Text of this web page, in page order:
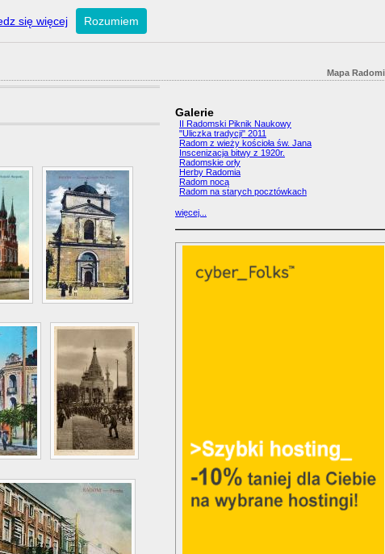
Mapa
Galerie
II Radomski Piknik Naukowy
"Uliczka tradycji" 2011
Radom z wieży kościoła św. Jana
Inscenizacja bitwy z 1920r.
Radomskie orły
Herby Radomia
Radom nocą
Radom na starych pocztówkach
więcej...
się więcej Rozumiem